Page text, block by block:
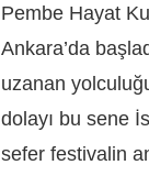
Pembe Hayat
Ankara’da
uzanan
dolayı bu sene
sefer festivalin